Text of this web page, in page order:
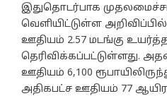
இதுதொடர்பாக முதலமைச்சர்
வெளியிட்டுள்ள
ஊதியம் 2.57 மடங்கு
தெரிவிக்கப்பட்டுள்ளது.
ஊதியம் 6,100
அதிகபட்ச ஊதியம் 77 ஆயிரம்